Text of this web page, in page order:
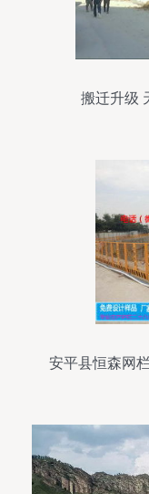
搬迁升级
安平县恒森网